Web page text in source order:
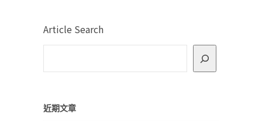
Article Search
近期文章